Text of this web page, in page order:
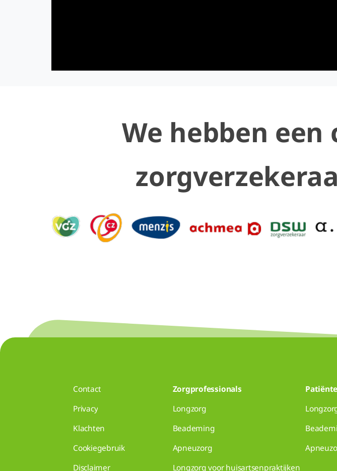
We hebben
Contact
Privacy
Klachten
Cookiegebruik
Disclaimer
Zorgprofessionals
Longzorg
Beademing
Apneuzorg
Longzorg voor huisartsenpraktijken